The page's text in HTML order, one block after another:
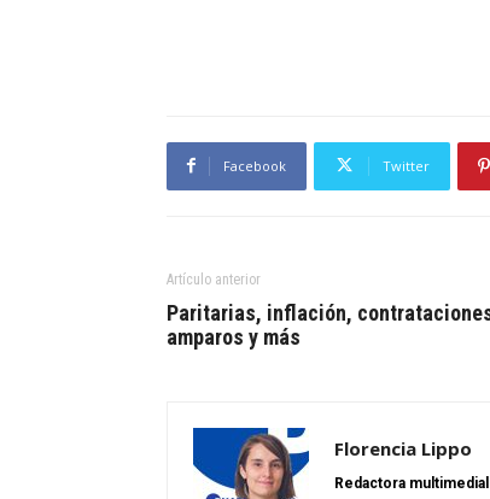
Facebook Twitter
Artículo anterior
Paritarias, inflación,
amparos y más
Florencia Lippo
Redactora multimedial